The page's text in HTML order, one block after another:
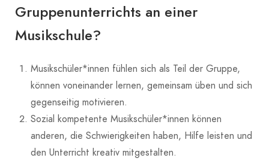
Gruppenunterrichts an einer
Musikschule?
Musikschüler*innen fühlen sich als Teil der Gruppe,
können voneinander lernen, gemeinsam üben und sich
gegenseitig motivieren.
Sozial kompetente Musikschüler*innen können
anderen, die Schwierigkeiten haben, Hilfe leisten und
den Unterricht kreativ mitgestalten.